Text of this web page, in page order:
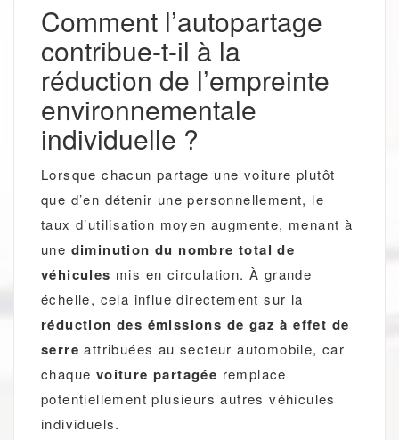
Comment l’autopartage
contribue-t-il à la
réduction de l’empreinte
environnementale
individuelle ?
Lorsque chacun partage une voiture plutôt
que d’en détenir une personnellement, le
taux d’utilisation moyen augmente, menant à
une diminution du nombre total de
véhicules mis en circulation. À grande
échelle, cela influe directement sur la
réduction des émissions de gaz à effet de
serre attribuées au secteur automobile, car
chaque voiture partagée remplace
potentiellement plusieurs autres véhicules
individuels.